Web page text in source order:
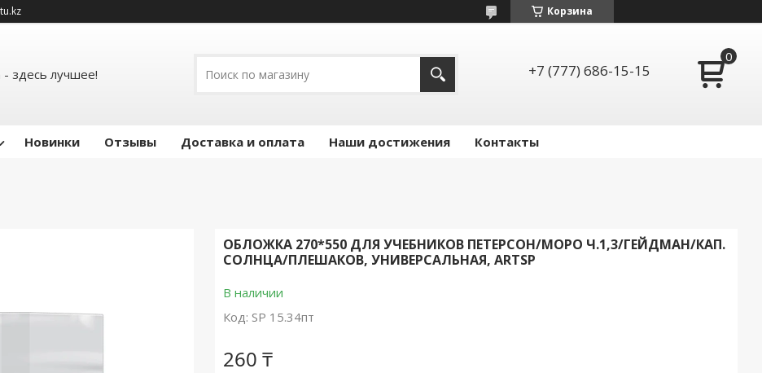
Корзина
- здесь лучшее! +7 (777) 686-15-15
Новинки Отзывы Доставка и оплата Наши достижения Контакты
ОБЛОЖКА 270*550 ДЛЯ УЧЕБНИКОВ ПЕТЕРСОН/МОРО Ч.1,3/ГЕЙДМАН/КАП.
СОЛНЦА/ПЛЕШАКОВ, УНИВЕРСАЛЬНАЯ, ARTSP
В наличии
Код: SP 15.34пт
260 ₸